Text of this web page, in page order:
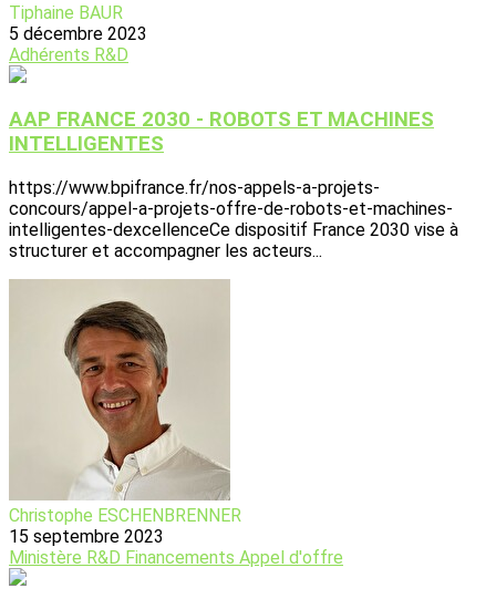
Tiphaine BAUR
5 décembre 2023
Adhérents R&D
AAP FRANCE 2030 - ROBOTS ET MACHINES
INTELLIGENTES
https://www.bpifrance.fr/nos-appels-a-projets-
concours/appel-a-projets-offre-de-robots-et-machines-
intelligentes-dexcellenceCe dispositif France 2030 vise à
structurer et accompagner les acteurs...
Christophe ESCHENBRENNER
15 septembre 2023
Ministère R&D Financements Appel d'offre